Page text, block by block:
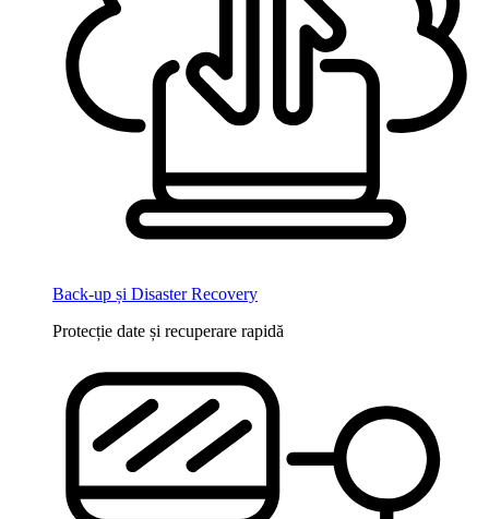
Back-up și Disaster Recovery
Protecție date și recuperare rapidă